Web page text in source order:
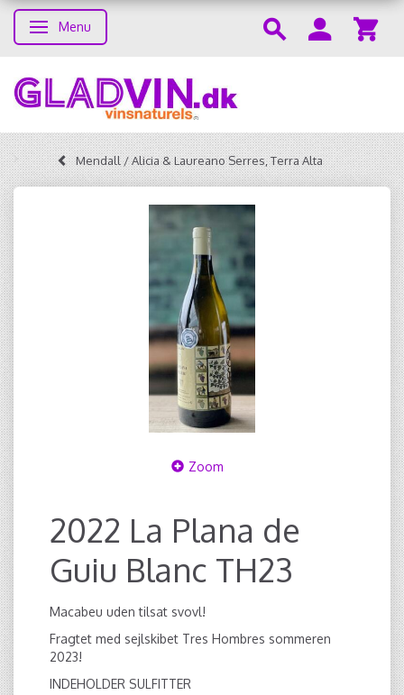
Skifte navigation
Menu
Mendall / Alicia & Laureano Serres, Terra Alta
Zoom
2022 La Plana de
Guiu Blanc TH23
Macabeu uden tilsat svovl!
Fragtet med sejlskibet Tres Hombres sommeren
2023!
INDEHOLDER SULFITTER